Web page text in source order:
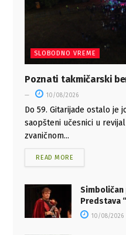
SLOBODNO VREME
Poznati takmičarski
10/08/2026
Do 59. Gitarijade ostalo je
saopšteni učesnici u
zvaničnom...
READ MORE
Predstava
10/08/2026